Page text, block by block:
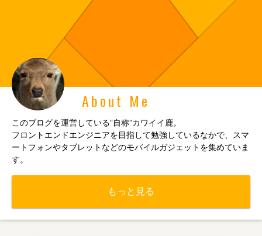
About Me
このブログを運営している”自称”カワイイ鹿。
フロントエンドエンジニアを目指して勉強しているなかで、スマ
ートフォンやタブレットなどのモバイルガジェットを集めていま
す。
もっと見る